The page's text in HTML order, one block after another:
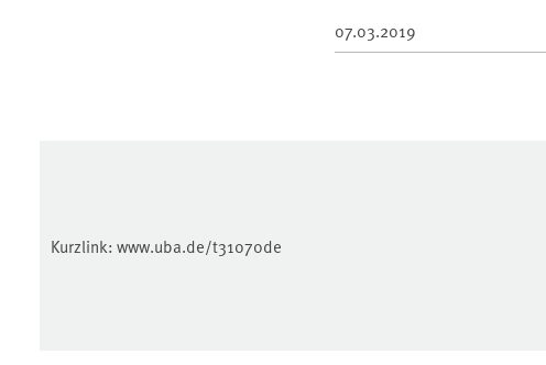
07.03.2019
Kurzlink: www.uba.de/t31070de